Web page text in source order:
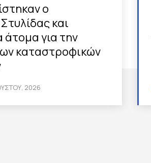
ο
και
άτομα για την
καταστροφικών
2026